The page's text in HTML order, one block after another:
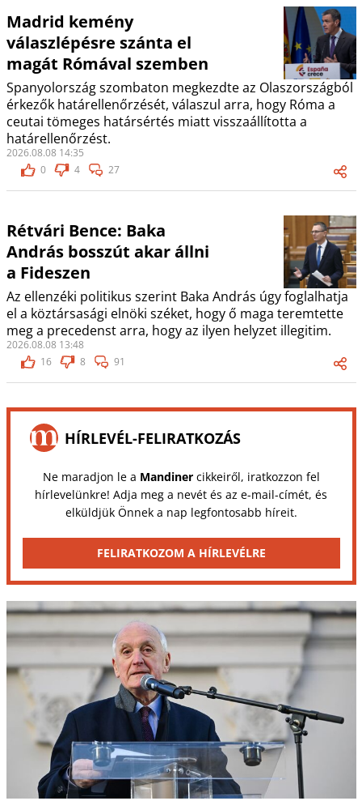
Madrid kemény
válaszlépésre szánta el
magát Rómával szemben
Spanyolország szombaton megkezdte az Olaszországból
érkezők határellenőrzését, válaszul arra, hogy Róma a
ceutai tömeges határsértés miatt visszaállította a
határellenőrzést.
2026.08.08 14:35
0
4 27
Rétvári Bence: Baka
András bosszút akar állni
a Fideszen
Az ellenzéki politikus szerint Baka András úgy foglalhatja
el a köztársasági elnöki széket, hogy ő maga teremtette
meg a precedenst arra, hogy az ilyen helyzet illegitim.
2026.08.08 13:48
16
8 91
HÍRLEVÉL-FELIRATKOZÁS
Ne maradjon le a Mandinercikkeiről, iratkozzon fel
hírlevelünkre! Adja meg a nevét és az e-mail-címét, és
elküldjük Önnek a nap legfontosabb híreit.
FELIRATKOZOM A HÍRLEVÉLRE